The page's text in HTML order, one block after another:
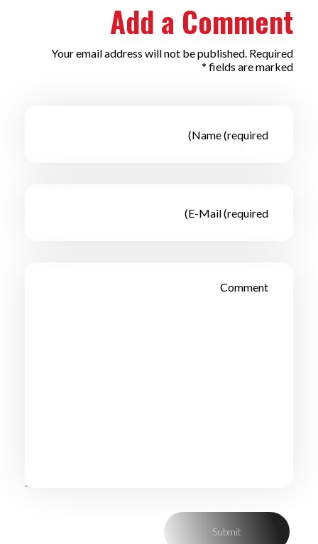
Add a Comment
Your email address will not be published. Required
fields are marked *